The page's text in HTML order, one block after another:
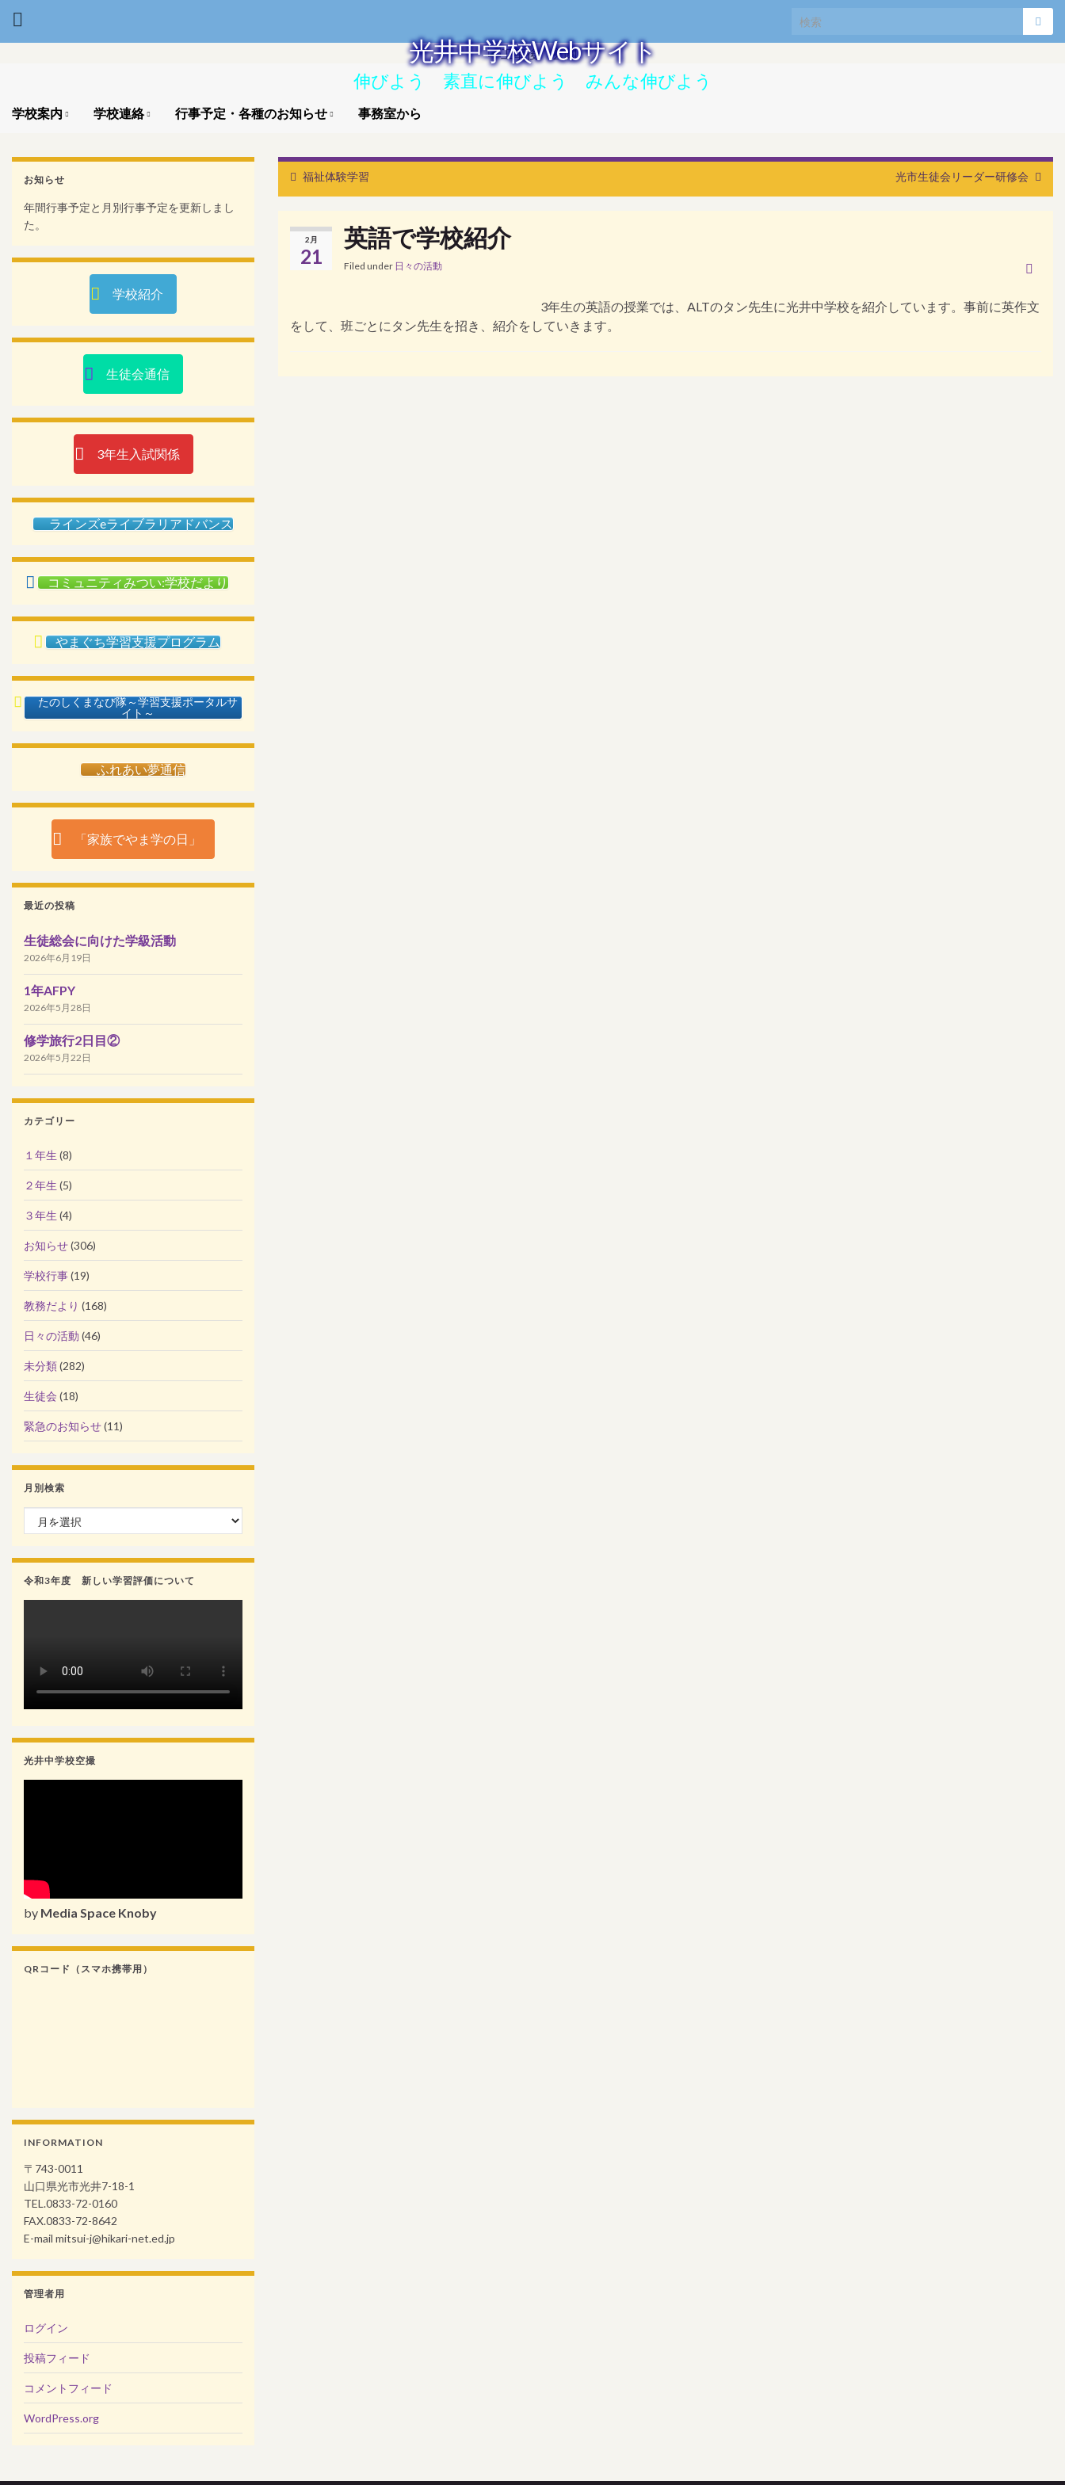
Search for:
光井中学校Webサイト
伸びよう 素直に伸びよう みんな伸びよう
学校案内 学校連絡 行事予定・各種のお知らせ 事務室から
福祉体験学習 光市生徒会リーダー研修会
2月
21
英語で学校紹介
Filed under 日々の活動
3年生の英語の授業では、ALTのタン先生に光井中学校を紹介しています。事前に英作文
をして、班ごとにタン先生を招き、紹介をしていきます。
お知らせ
年間行事予定と月別行事予定を更新しまし
た。
学校紹介
生徒会通信
3年生入試関係
ラインズeライブラリアドバンス
コミュニティみつい:学校だより
やまぐち学習支援プログラム
たのしくまなび隊～学習支援ポータルサ
イト～
ふれあい夢通信
「家族でやま学の日」
最近の投稿
生徒総会に向けた学級活動
2026年6月19日
1年AFPY
2026年5月28日
修学旅行2日目②
2026年5月22日
カテゴリー
１年生 (8)
２年生 (5)
３年生 (4)
お知らせ(306)
学校行事(19)
教務だより (168)
日々の活動 (46)
未分類(282)
生徒会 (18)
緊急のお知らせ(11)
月別検索
月別検索
令和3年度 新しい学習評価について
光井中学校空撮
by Media Space Knoby
QRコード（スマホ携帯用）
INFORMATION
〒743-0011
山口県光市光井7-18-1
TEL.0833-72-0160
FAX.0833-72-8642
E-mail mitsui-j@hikari-net.ed.jp
管理者用
ログイン
投稿フィード
コメントフィード
WordPress.org